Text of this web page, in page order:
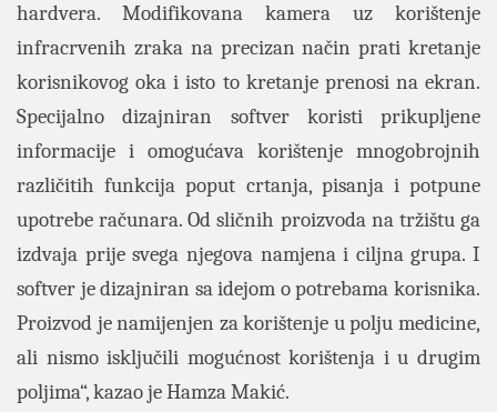
hardvera. Modifikovana kamera uz korištenje
infracrvenih zraka na precizan način prati kretanje
korisnikovog oka i isto to kretanje prenosi na ekran.
Specijalno dizajniran softver koristi prikupljene
informacije i omogućava korištenje mnogobrojnih
različitih funkcija poput crtanja, pisanja i potpune
upotrebe računara. Od sličnih proizvoda na tržištu ga
izdvaja prije svega njegova namjena i ciljna grupa. I
softver je dizajniran sa idejom o potrebama korisnika.
Proizvod je namijenjen za korištenje u polju medicine,
ali nismo isključili mogućnost korištenja i u drugim
poljima“, kazao je Hamza Makić.